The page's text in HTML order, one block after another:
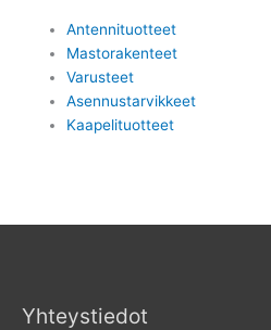
Antennituotteet
Mastorakenteet
Varusteet
Asennustarvikkeet
Kaapelituotteet
Yhteystiedot